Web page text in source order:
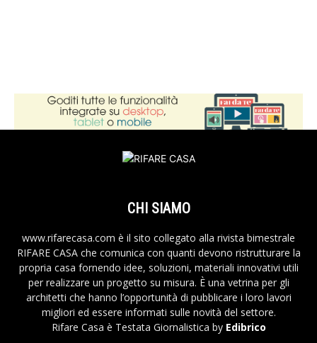
CHI SIAMO
www.rifarecasa.com è il sito collegato alla rivista bimestrale
RIFARE CASA che comunica con quanti devono ristrutturare la
propria casa fornendo idee, soluzioni, materiali innovativi utili
per realizzare un progetto su misura. È una vetrina per gli
architetti che hanno l’opportunità di pubblicare i loro lavori
migliori ed essere informati sulle novità del settore.
Rifare Casa è Testata Giornalistica by Edibrico